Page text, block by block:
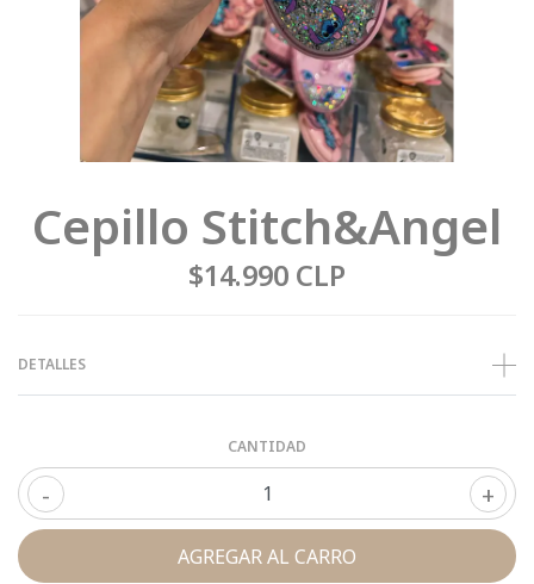
Cepillo Stitch&Angel
$14.990 CLP
DETALLES
CANTIDAD
+
-